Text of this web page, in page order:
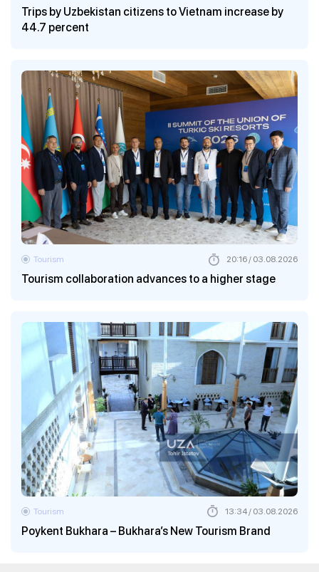
Trips by Uzbekistan citizens to Vietnam increase by
44.7 percent
Tourism collaboration advances to a higher stage
Tourism 20:16 / 03.08.2026
Poykent Bukhara – Bukhara’s New Tourism Brand
Tourism 13:34 / 03.08.2026